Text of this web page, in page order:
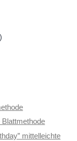
mittelleichte